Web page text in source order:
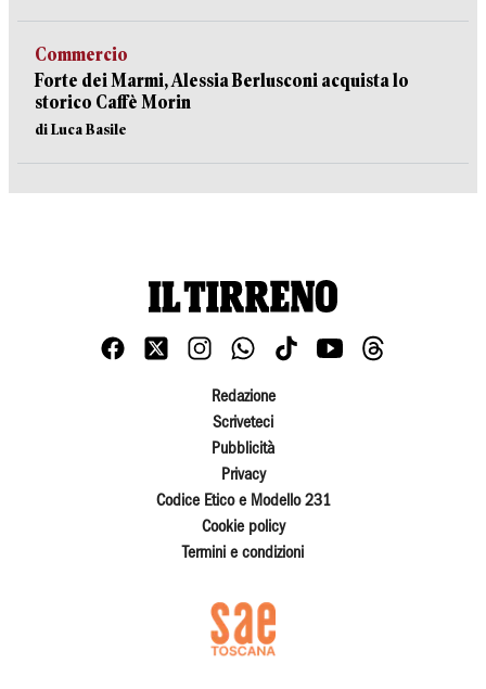
Commercio
Forte dei Marmi, Alessia Berlusconi acquista lo
storico Caffè Morin
di Luca Basile
Redazione
Scriveteci
Pubblicità
Privacy
Codice Etico e Modello 231
Cookie policy
Termini e condizioni